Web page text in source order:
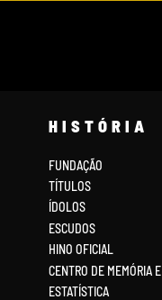
HISTÓRIA
FUNDAÇÃO
TÍTULOS
ÍDOLOS
ESCUDOS
HINO OFICIAL
CENTRO DE MEMÓRIA E
ESTATÍSTICA